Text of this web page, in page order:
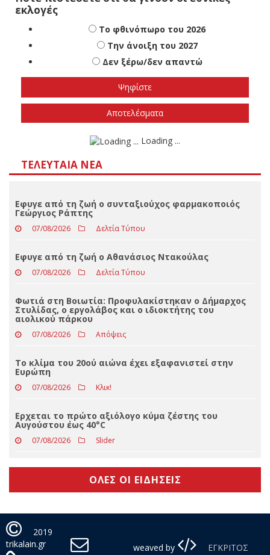
Πότε πιστεύετε ότι θα γίνουν οι εθνικές
εκλογές
Το φθινόπωρο του 2026
Την άνοιξη του 2027
Δεν ξέρω/δεν απαντώ
ΤΕΛΕΥΤΑΊΑ ΝΈΑ
Εφυγε από τη ζωή ο συνταξιούχος φαρμακοποιός
Γεώργιος Ράπτης
Eφυγε από τη ζωή ο Αθανάσιος Ντακούλας
Στυλίδας, ο εργολάβος και ο ιδιοκτήτης του
αιολικού πάρκου
07/08/2026 Απόψεις
Το κλίμα του 20ού αιώνα έχει εξαφανιστεί στην
Ευρώπη
07/08/2026 Κλικ!
Ερχεται το πρώτο αξιόλογο κύμα ζέστης του
Αυγούστου έως 40°C
07/08/2026 Slider